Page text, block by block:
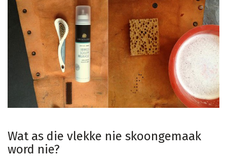
Wat as die vlekke nie skoongemaak
word nie?